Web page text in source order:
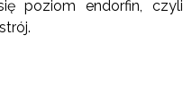
poziom endorfin, czyli